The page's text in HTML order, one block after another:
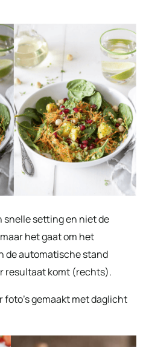
snelle setting en niet de
het gaat om het
de automatische stand
resultaat komt (rechts).
gemaakt met daglicht